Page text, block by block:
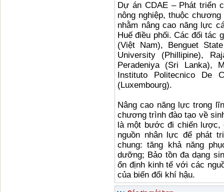
Dự án CDAE – Phát triển
nông nghiệp, thuộc
nhằm nâng cao năng lực
Huế điều phối. Các đối tác
(Việt Nam), Benguet
University (Phillipine),
Peradeniya (Sri Lanka),
Instituto Politecnico De
(Luxembourg).
Nâng cao năng lực trong
chương trình đào tạo về
là một bước đi chiến lược,
nguồn nhân lực để phát
chung: tăng khả năng
dưỡng; Bảo tồn đa dạng
ổn định kinh tế với các
của biến đổi khí hậu.